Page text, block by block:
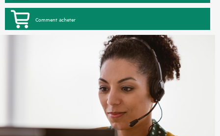
Comment acheter